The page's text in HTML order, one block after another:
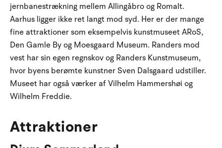
jernbanestrækning mellem Allingåbro og Romalt.
Aarhus ligger ikke ret langt mod syd. Her er der mange
fine attraktioner som eksempelvis kunstmuseet ARoS,
Den Gamle By og Moesgaard Museum. Randers mod
vest har sin egen regnskov og Randers Kunstmuseum,
hvor byens berømte kunstner Sven Dalsgaard udstiller.
Museet har også værker af Vilhelm Hammershøi og
Wilhelm Freddie.
Attraktioner